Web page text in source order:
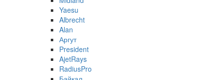
Yaesu
Albrecht
Alan
Аргут
President
AjetRays
RadiusPro